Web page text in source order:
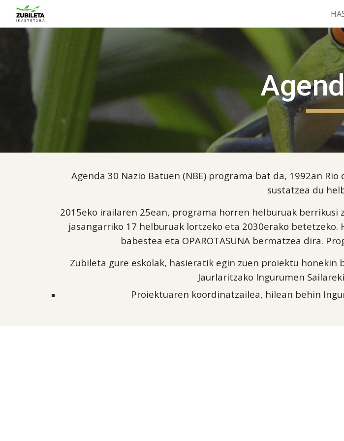
Agenda 30 Nazio Batuen (NBE) programa bat da, 1992an
sustatzea du
2015eko irailaren 25ean, programa horren helburuak
jasangarriko 17 helburuak lortzeko eta 2030erako betetzeko.
babestea eta OPAROTASUNA bermatzea dira.
Zubileta gure eskolak, hasieratik egin zuen proiektu honekin
Jaurlaritzako Ingurumen
Proiektuaren koordinatzailea, hilean behin